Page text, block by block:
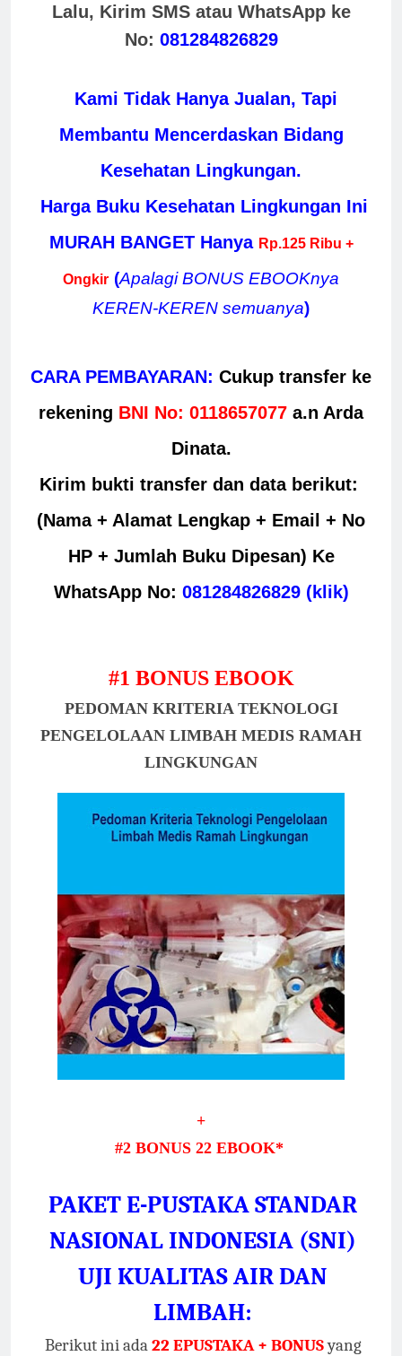
Lalu, Kirim SMS atau WhatsApp ke
No: 081284826829
Kami Tidak Hanya Jualan, Tapi
Membantu Mencerdaskan Bidang
Kesehatan Lingkungan.
Harga Buku Kesehatan Lingkungan Ini
MURAH BANGET Hanya Rp.125 Ribu +
Ongkir (Apalagi BONUS EBOOKnya
KEREN-KEREN semuanya)
CARA PEMBAYARAN: Cukup transfer ke
rekening BNI No: 0118657077 a.n Arda
Dinata.
Kirim bukti transfer dan data berikut:
(Nama + Alamat Lengkap + Email + No
HP + Jumlah Buku Dipesan) Ke
WhatsApp No: 081284826829 (klik)
#1 BONUS EBOOK
PEDOMAN KRITERIA TEKNOLOGI
PENGELOLAAN LIMBAH MEDIS RAMAH
LINGKUNGAN
+
#2 BONUS 22 EBOOK*
PAKET E-PUSTAKA STANDAR
NASIONAL INDONESIA (SNI)
UJI KUALITAS AIR DAN
LIMBAH:
Berikut ini ada22 EPUSTAKA + BONUSyang